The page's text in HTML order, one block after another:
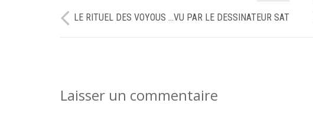
LE RITUEL DES VOYOUS …VU PAR LE DESSINATEUR SAT
Laisser un commentaire